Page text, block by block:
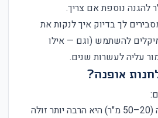
להגנה נוספת אם צריך.
לך בדיוק איך לנקות את
להשתמש (וגם — אילו
עליה לעשרות שנים.
אופנה?
חנות קטנה (20–50 מ"ר) היא הרבה יותר זולה